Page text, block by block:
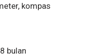
kompas
bulan